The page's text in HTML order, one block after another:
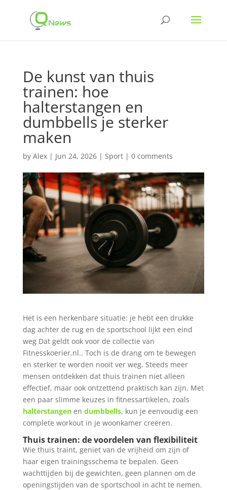
De kunst van thuis
trainen: hoe
halterstangen en
dumbbells je sterker
maken
by Alex| Jun 24, 2026| Sport| 0 comments
Het is een herkenbare situatie: je hebt een drukke
dag achter de rug en de sportschool lijkt een eind
weg Dat geldt ook voor de collectie van
Fitnesskoerier.nl.. Toch is de drang om te bewegen
en sterker te worden nooit ver weg. Steeds meer
mensen ontdekken dat thuis trainen niet alleen
effectief, maar ook ontzettend praktisch kan zijn. Met
een paar slimme keuzes in fitnessartikelen, zoals
halterstangenen dumbbells, kun je eenvoudig een
complete workout in je woonkamer creëren.
Thuis trainen: de voordelen van flexibiliteit
Wie thuis traint, geniet van de vrijheid om zijn of
haar eigen trainingsschema te bepalen. Geen
wachttijden bij de gewichten, geen plannen om de
openingstijden van de sportschool in acht te nemen.